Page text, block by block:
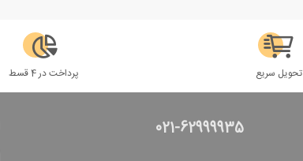
تحویل سریع پرداخت در 4 قسط
021-62999935